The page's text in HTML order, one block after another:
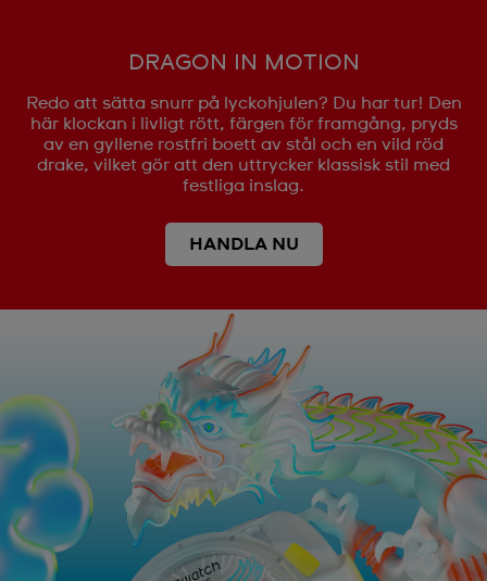
DRAGON IN MOTION
Redo att sätta snurr på lyckohjulen? Du har tur! Den
här klockan i livligt rött, färgen för framgång, pryds
av en gyllene rostfri boett av stål och en vild röd
drake, vilket gör att den uttrycker klassisk stil med
festliga inslag.
HANDLA NU